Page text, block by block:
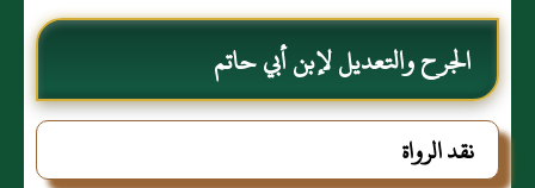
الجرح والتعديل لإبن أبي حاتم
نقد الرواة